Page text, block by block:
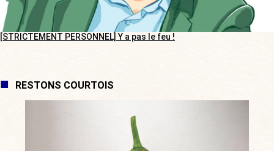
[STRICTEMENT PERSONNEL] Y a pas le feu !
RESTONS COURTOIS